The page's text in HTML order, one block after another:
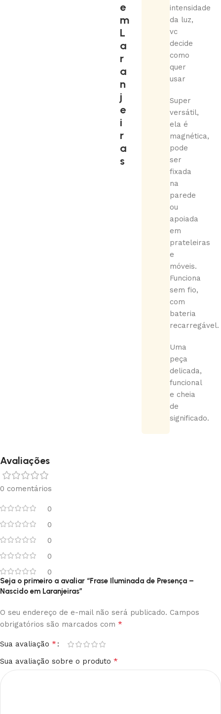
e
m
L
a
r
a
n
j
e
i
r
a
s
intensidade
da luz,
vc
decide
como
quer
usar
Super
versátil,
ela é
magnética,
pode
ser
fixada
na
parede
ou
apoiada
em
prateleiras
e
móveis.
Funciona
sem fio,
com
bateria
recarregável.
Uma
peça
delicada,
funcional
e cheia
de
significado.
Avaliações
0 comentários
0
0
0
0
0
Seja o primeiro a avaliar “Frase Iluminada de Presença –
Nascido em Laranjeiras”
O seu endereço de e-mail não será publicado. Campos
obrigatórios são marcados com *
Sua avaliação *
Sua avaliação sobre o produto *